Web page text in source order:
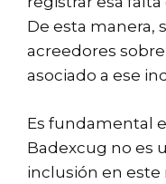
De esta manera,
acreedores
asociado a ese
Es fundamental
Badexcug no es
inclusión en este